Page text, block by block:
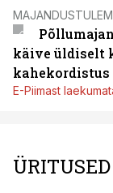
käive üldiselt
E-Piimast
ÜRITUSED